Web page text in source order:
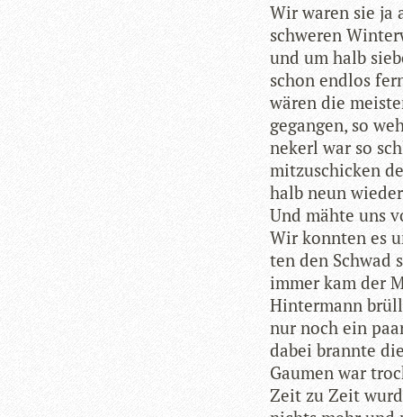
Wir waren sie ja
schwe­ren
und um halb
schon end­los
wären die
gegan­gen, so
nekerl war so
mit­zu­schi­cken
halb neun
Und mähte uns
Wir konn­ten es
ten den Schwad
immer kam der
Hin­ter­mann
nur noch ein
dabei brannte
Gau­men war
Zeit zu Zeit